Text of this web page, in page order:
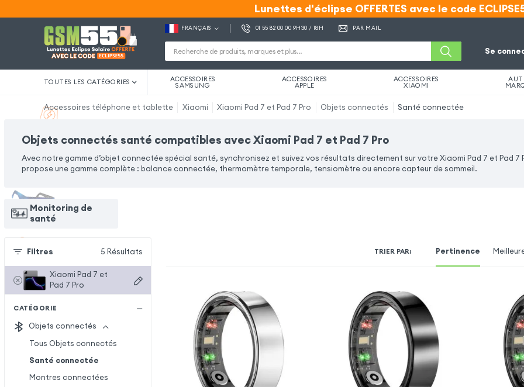
Lunettes d'éclipse OFFERTES avec le code
Lunettes d'éclipse OFFERTES avec le code
FRANÇAIS 01 55 82 00 00 9H30 / 18H PAR MAIL
Se
TOUTES LES CATÉGORIES ACCESSOIRES
SAMSUNG
ACCESSOIRES
APPLE
ACCESSOIRES
XIAOMI
Accessoires téléphone et tablette Xiaomi Xiaomi Pad 7 et Pad 7 Pro Objets connectés Santé connectée
Objets connectés santé compatibles avec Xiaomi Pad 7 et Pad 7 Pro
Avec notre gamme d’objet connectée spécial santé, synchronisez et suivez vos résultats directement sur votre Xiaomi Pad 7 et Pad 7
propose une gamme complète : balance connectée, thermomètre temporale, tensiomètre ou encore capteur de sommeil.
Monitoring de
santé
Filtres 5 Résultats
Xiaomi Pad 7 et
Pad 7 Pro
CATÉGORIE
Objets connectés
Tous Objets connectés
Santé connectée
Montres connectées
TRIER PAR: Pertinence